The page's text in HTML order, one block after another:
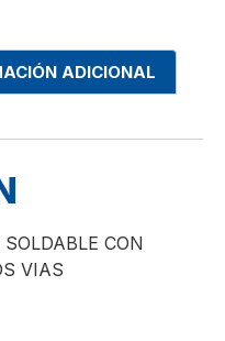
ADICIONAL
CON
VIAS